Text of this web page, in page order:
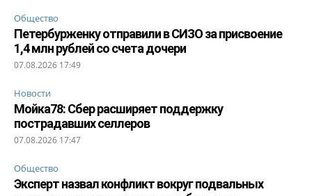
Общество
Петербурженку отправили в СИЗО за присвоение
1,4 млн рублей со счета дочери
07.08.2026 17:49
Новости
Мойка78: Сбер расширяет поддержку
пострадавших селлеров
07.08.2026 17:47
Общество
Эксперт назвал конфликт вокруг подвальных